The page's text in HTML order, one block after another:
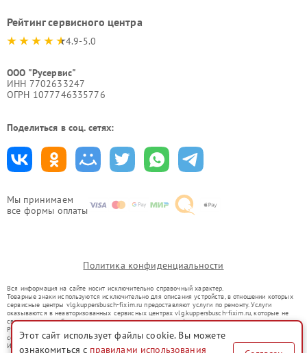
Мы принимаем
все формы оплаты
Рейтинг сервисного центра
4.9-5.0
ООО "Русервис"
ИНН 7702633247
ОГРН 1077746335776
Поделиться в соц. сетях:
Политика конфиденциальности
Вся информация на сайте носит исключительно справочный характер.
Товарные знаки используются исключительно для описания устройств, в отношении которых
сервисные центры vlg.kuppersbusch-fixim.ru предоставляют услуги по ремонту. Услуги
оказываются в неавторизованных сервисных центрах vlg.kuppersbusch-fixim.ru, которые не
связаны с правообладателями товарных знаков или их официальными представителями.
Ремонт осуществляется для устройств, уже введенных в гражданский оборот в соответствии
со статьей 1487 ГК РФ.
Использование товарных знаков не преследует цели индивидуализации услуг или введения
Этот сайт использует файлы cookie. Вы можете
ознакомиться с правилами использования